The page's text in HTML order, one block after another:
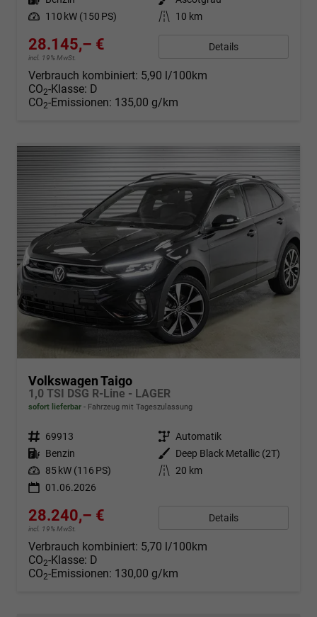
Leistung 110 kW (150 PS) Kilometerstand 10 km
28.145,– €
incl. 19% MwSt.
Details
Verbrauch kombiniert: 5,90 l/100km
CO2-Klasse: D
CO2-Emissionen: 135,00 g/km
Volkswagen Taigo
1,0 TSI DSG R-Line - LAGER
sofort lieferbar Fahrzeug mit Tageszulassung
Fahrzeugnr. 69913 Getriebe Automatik
Kraftstoff Benzin Außenfarbe
Deep Black Metallic (2T)
Leistung 85 kW (116 PS) Kilometerstand 20 km
01.06.2026
28.240,– €
incl. 19% MwSt.
Details
Verbrauch kombiniert: 5,70 l/100km
CO2-Klasse: D
CO2-Emissionen: 130,00 g/km